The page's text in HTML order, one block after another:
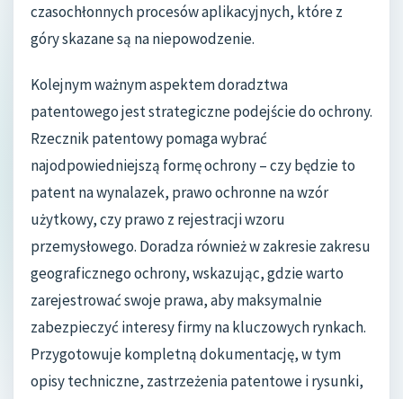
czasochłonnych procesów aplikacyjnych, które z
góry skazane są na niepowodzenie.
Kolejnym ważnym aspektem doradztwa
patentowego jest strategiczne podejście do ochrony.
Rzecznik patentowy pomaga wybrać
najodpowiedniejszą formę ochrony – czy będzie to
patent na wynalazek, prawo ochronne na wzór
użytkowy, czy prawo z rejestracji wzoru
przemysłowego. Doradza również w zakresie zakresu
geograficznego ochrony, wskazując, gdzie warto
zarejestrować swoje prawa, aby maksymalnie
zabezpieczyć interesy firmy na kluczowych rynkach.
Przygotowuje kompletną dokumentację, w tym
opisy techniczne, zastrzeżenia patentowe i rysunki,